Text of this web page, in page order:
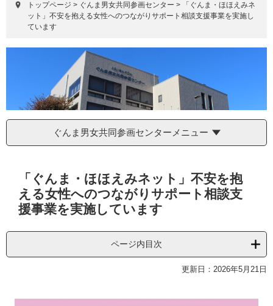
象
トップページ > ぐんま男女共同参画センター >
「ぐんま・ほほえみネ
ット」不安を抱える女性へのつながりサポート相談支援事業を実施し
ています
ぐんま男女共同参画センターメニュー
「ぐんま・ほほえみネット」不安を抱
える女性へのつながりサポート相談支
援事業を実施しています
ページ内目次
更新日：2026年5月21日